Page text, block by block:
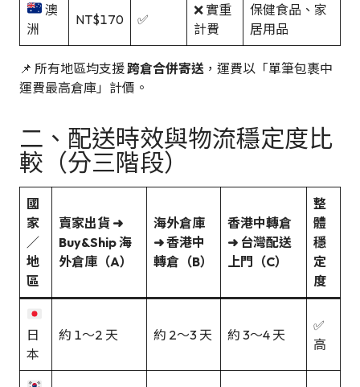
澳
洲
NT$170 ✅
❌ 實重
計費
保健食品、家
居用品
📌 所有地區均支援 跨倉合併寄送 ，運費以「單筆包裹中
運費最高倉庫」計價。
二、配送時效與物流穩定度比
較（分三階段）
國
家
／
地
區
賣家出貨 ➜
Buy&Ship 海
外倉庫（A）
海外倉庫
➜ 香港中
轉倉（B）
香港中轉倉
➜ 台灣配送
上門（C）
整
體
穩
定
度
日
本
約 1～2 天 約 2～3 天 約 3～4 天
✅
高